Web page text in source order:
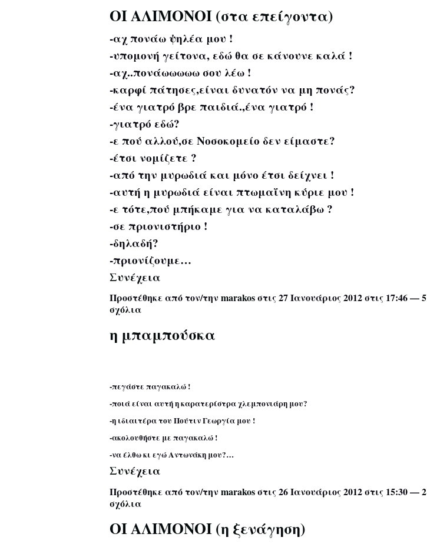
ΟΙ ΑΛΙΜΟΝΟΙ (στα επείγοντα)
-αχ πονάω ψηλέα μου !
-υπομονή γείτονα, εδώ θα σε κάνουνε καλά !
-αχ..πονάωωωωω σου λέω !
-καρφί πάτησες,είναι δυνατόν να μη πονάς?
-ένα γιατρό βρε παιδιά.,ένα γιατρό !
-γιατρό εδώ?
-ε πού αλλού,σε Νοσοκομείο δεν είμαστε?
-έτσι νομίζετε ?
-από την μυρωδιά και μόνο έτσι δείχνει !
-αυτή η μυρωδιά είναι πτωμαΐνη κύριε μου !
-ε τότε,πού μπήκαμε για να καταλάβω ?
-σε πριονιστήριο !
-δηλαδή?
-πριονίζουμε…
Συνέχεια
Προστέθηκε από τον/τηνmarakosστις 27 Ιανουάριος 2012 στις 17:46 —5
σχόλια
η μπαμπούσκα
-πεγάστε παγακαλώ !
-ποιά είναι αυτή η καρατερίστρα χλεμπονιάρη μου?
-η ιδιαιτέρα του Πούτιν Γεωργία μου !
-ακολουθήστε με παγακαλώ !
-να έλθω κι εγώ Αντωνάκη μου?…
Συνέχεια
Προστέθηκε από τον/τηνmarakosστις 26 Ιανουάριος 2012 στις 15:30 —2
σχόλια
ΟΙ ΑΛΙΜΟΝΟΙ (η ξενάγηση)